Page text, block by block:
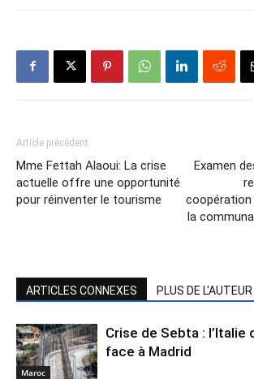
Article précédent
Mme Fettah Alaoui: La crise
actuelle offre une opportunité
pour réinventer le tourisme
Examen
la
ARTICLES CONNEXES PLUS DE L'AUTEUR
Maroc
Crise de Sebta : l’Italie
face à Madrid